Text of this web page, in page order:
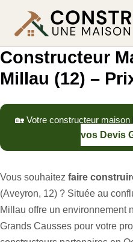
Constructeur
Millau (12) –
🏡 Votre constructeur maison
vos Devis
Vous souhaitez faire
(Aveyron, 12) ? Située au
Millau offre un environnement
Grands Causses pour votre